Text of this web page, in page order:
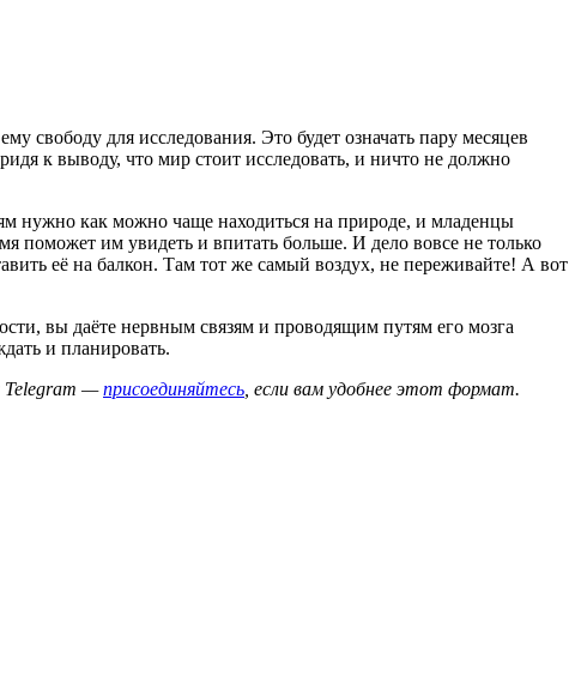
свободу для исследования. Это будет означать пару месяцев
к выводу, что мир стоит исследовать, и ничто не должно
нужно как можно чаще находиться на природе, и младенцы
поможет им увидеть и впитать больше. И дело вовсе не только
её на балкон. Там тот же самый воздух, не переживайте! А вот
вы даёте нервным связям и проводящим путям его мозга
и планировать.
Telegram — присоединяйтесь , если вам удобнее этот формат.